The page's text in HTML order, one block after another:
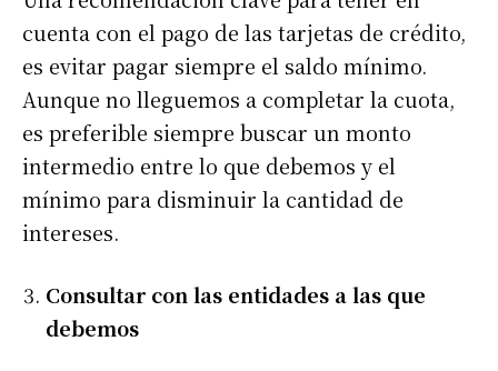
cuenta con el pago de las tarjetas de crédito,
es evitar pagar siempre el saldo mínimo.
Aunque no lleguemos a completar la cuota,
es preferible siempre buscar un monto
intermedio entre lo que debemos y el
mínimo para disminuir la cantidad de
intereses.
Consultar con las entidades a las que
debemos